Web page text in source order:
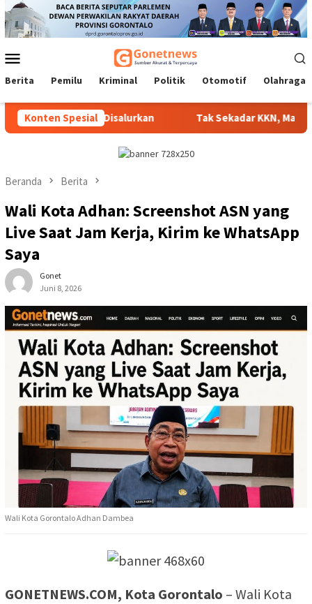
Loncat
ke
konten
Mobile
Berita Pemilu Kriminal Politik Otomotif Olahraga
Konten Spesial
Siap Disalurkan Tak Sekadar KKN, Mahasiswa UNG
Beranda Berita
Wali Kota Adhan: Screenshot ASN yang
Live Saat Jam Kerja, Kirim ke WhatsApp
Saya
Gonet
Juni 8, 2026
Wali Kota Gorontalo Adhan Dambea
GONETNEWS.COM, Kota Gorontalo – Wali Kota